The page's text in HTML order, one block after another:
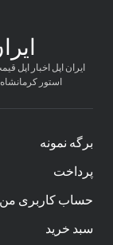
ایران اپل اخبار اپل
استور کرمانشاه
برگه نمونه
پرداخت
حساب کاربری من
سبد خرید